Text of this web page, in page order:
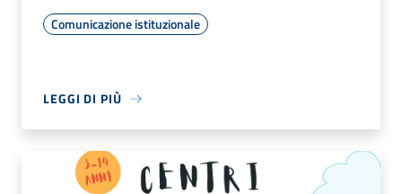
Comunicazione istituzionale
LEGGI DI PIÙ